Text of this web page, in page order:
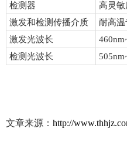
检测器
高灵敏
激发和检测传播介质
耐高
激发光波长
检测光波长
文章来源： http://